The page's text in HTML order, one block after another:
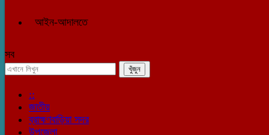
আইন-আদালতে
সব
::
জাতীয়
ব্রাহ্মণবাড়িয়া সদর
উপজেলা